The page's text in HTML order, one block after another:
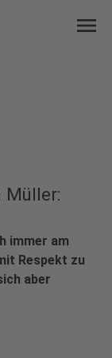
menu
Müller:
immer am
Respekt zu
aber